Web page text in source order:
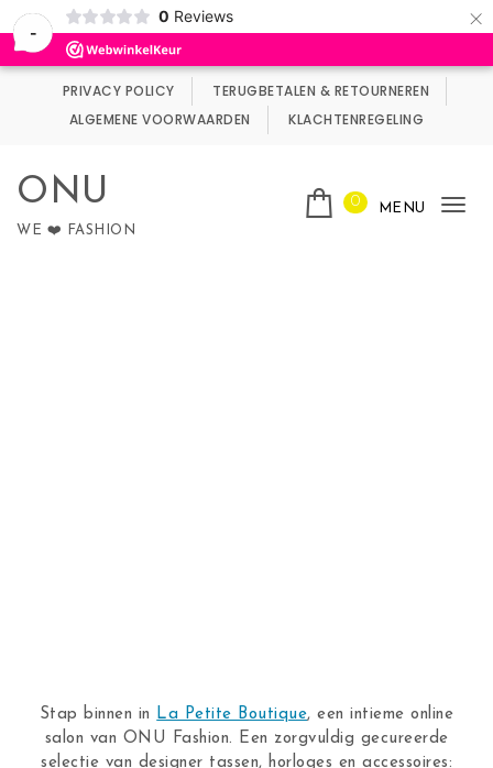
-
0 Reviews ×
Wij maken gebruik van cookies.
PRIVACY POLICY
TERUGBETALEN & RETOURNEREN
ALGEMENE VOORWAARDEN
KLACHTENREGELING
ONU
WE ❤️ FASHION
0 MENU
Stap binnen in La Petite Boutique, een intieme online
salon van ONU Fashion. Een zorgvuldig gecureerde
selectie van designer tassen, horloges en accessoires: